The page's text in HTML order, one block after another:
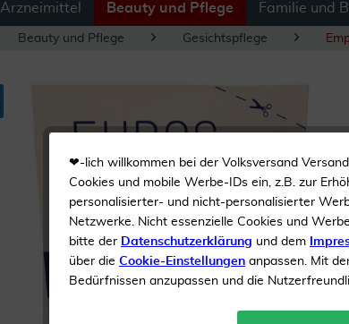
Arzneimittel Beauty und Pflege Familie und
Beauty und Pflege Gesichtspflege
❤-lich willkommen bei der Volksversand
Cookies und mobile Werbe-IDs ein, z.B. zur
personalisierter- und nicht-personalisierter
Netzwerke. Nicht essenzielle Cookies und
bitte der Datenschutzerklärung und dem
über die Cookie-Einstellungen anpassen. Mit
Bedürfnissen anzupassen und die